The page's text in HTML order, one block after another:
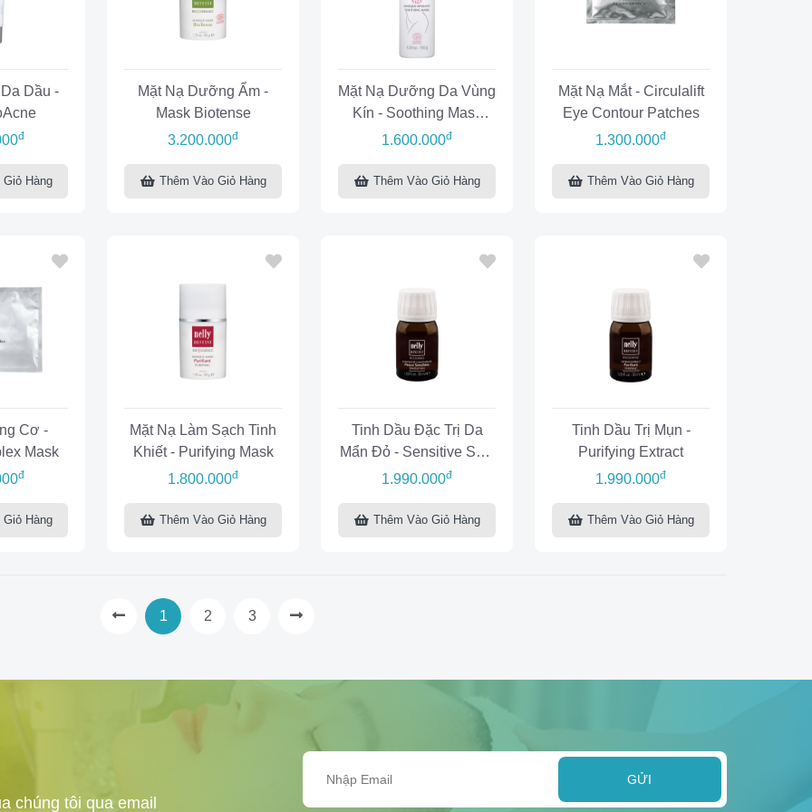
Dầu -
đ
Hàng
Mặt Nạ Dưỡng Ẩm -
Mask Biotense
3.200.000đ
Thêm Vào Giỏ Hàng
Mặt Nạ Dưỡng Da Vùng
Kín - Soothing Mask
Elle
1.600.000đ
Thêm Vào Giỏ Hàng
Mặt Nạ Mắt - Circulalift
Eye Contour Patches
1.300.000đ
Thêm Vào Giỏ Hàng
Cơ -
Mask
đ
Hàng
Mặt Nạ Làm Sạch Tinh
Khiết - Purifying Mask
1.800.000đ
Thêm Vào Giỏ Hàng
Tinh Dầu Đặc Trị Da
Mẩn Đỏ - Sensitive Skin
Essential Concentrate
1.990.000đ
Thêm Vào Giỏ Hàng
Tinh Dầu Trị Mụn -
Purifying Extract
1.990.000đ
Thêm Vào Giỏ Hàng
1 2 3
chúng tôi qua email
GỬI